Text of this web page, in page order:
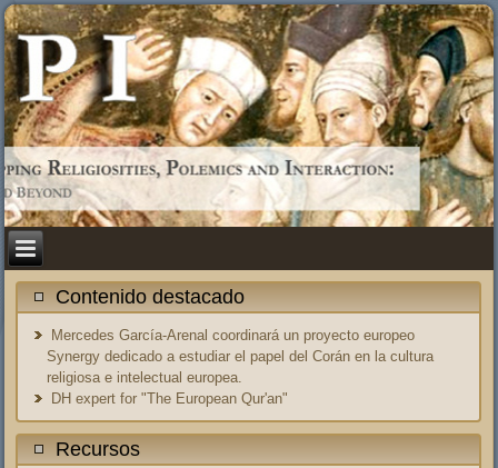
Contenido destacado
Mercedes García-Arenal coordinará un proyecto europeo
Synergy dedicado a estudiar el papel del Corán en la cultura
religiosa e intelectual europea.
DH expert for "The European Qur'an"
Recursos